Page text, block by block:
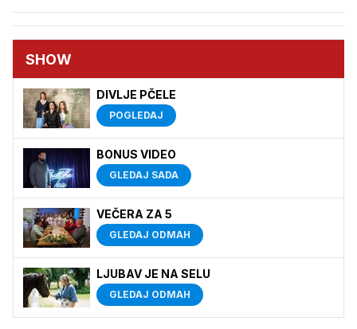
SHOW
DIVLJE PČELE
POGLEDAJ
BONUS VIDEO
GLEDAJ SADA
VEČERA ZA 5
GLEDAJ ODMAH
LJUBAV JE NA SELU
GLEDAJ ODMAH